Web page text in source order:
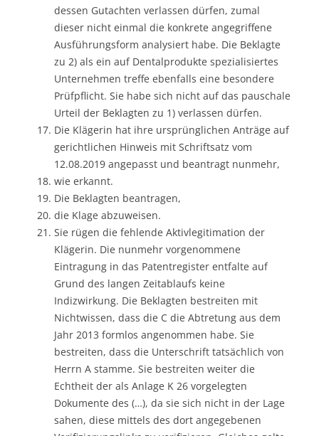
dessen Gutachten verlassen dürfen, zumal
dieser nicht einmal die konkrete angegriffene
Ausführungsform analysiert habe. Die Beklagte
zu 2) als ein auf Dentalprodukte spezialisiertes
Unternehmen treffe ebenfalls eine besondere
Prüfpflicht. Sie habe sich nicht auf das pauschale
Urteil der Beklagten zu 1) verlassen dürfen.
Die Klägerin hat ihre ursprünglichen Anträge auf
gerichtlichen Hinweis mit Schriftsatz vom
12.08.2019 angepasst und beantragt nunmehr,
wie erkannt.
Die Beklagten beantragen,
die Klage abzuweisen.
Sie rügen die fehlende Aktivlegitimation der
Klägerin. Die nunmehr vorgenommene
Eintragung in das Patentregister entfalte auf
Grund des langen Zeitablaufs keine
Indizwirkung. Die Beklagten bestreiten mit
Nichtwissen, dass die C die Abtretung aus dem
Jahr 2013 formlos angenommen habe. Sie
bestreiten, dass die Unterschrift tatsächlich von
Herrn A stamme. Sie bestreiten weiter die
Echtheit der als Anlage K 26 vorgelegten
Dokumente des (…), da sie sich nicht in der Lage
sahen, diese mittels des dort angegebenen